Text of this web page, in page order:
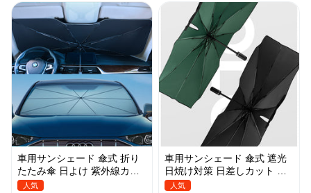
車用サンシェード 傘式 折り
たたみ傘 日よけ 紫外線カッ
ト 車保護 車種汎用 収納便利
人気
車用サンシェード 傘式 遮光
日焼け対策 日差しカット 断
熱 遮光 窓ガラスブレーカー
人気